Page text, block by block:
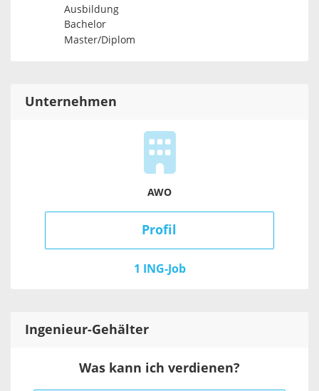
Ausbildung
Bachelor
Master/Diplom
Unternehmen
AWO
Profil
1 ING-Job
Ingenieur-Gehälter
Was kann ich verdienen?